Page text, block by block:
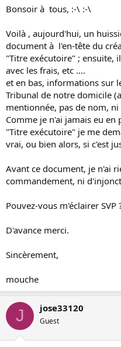
Bonsoir à tous, :-\ :-\
Voilà , aujourd'hui, un
document à l'en-tête du
"Titre exécutoire" ; ensuite,
avec les frais, etc ....
et en bas, informations sur
Tribunal de notre domicile
mentionnée, pas de nom,
Comme je n'ai jamais eu
"Titre exécutoire" je me
vrai, ou bien alors, si c'est
Avant ce document, je n'ai
commandement, ni
Pouvez-vous m'éclairer SVP
D'avance merci.
Sincèrement,
mouche
J jose33120
Guest